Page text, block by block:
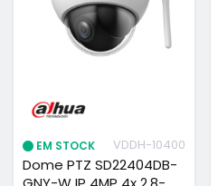
EM STOCK VDDH-10400
Dome PTZ SD22404DB-